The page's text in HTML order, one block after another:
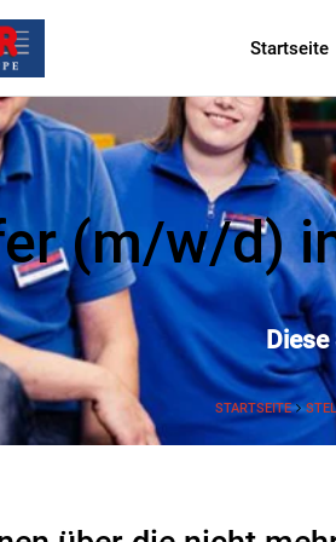
Startseite
(m/w/d)
STARTSEITE